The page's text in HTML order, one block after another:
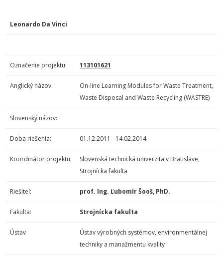
Leonardo Da Vinci
Označenie projektu: 113101621
Anglický názov:
On-line Learning Modules for Waste Treatment,
Waste Disposal and Waste Recycling (WASTRE)
Slovenský názov:
Doba riešenia: 01.12.2011 - 14.02.2014
Koordinátor projektu:
Slovenská technická univerzita v Bratislave,
Strojnícka fakulta
Riešiteľ: prof. Ing. Ľubomír Šooš, PhD.
Fakulta: Strojnícka fakulta
Ústav
Ústav výrobných systémov, environmentálnej
techniky a manažmentu kvality